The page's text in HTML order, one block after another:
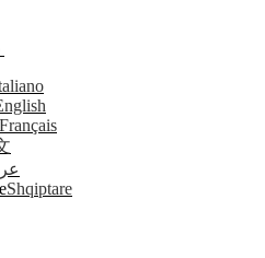
Français
Shqiptare